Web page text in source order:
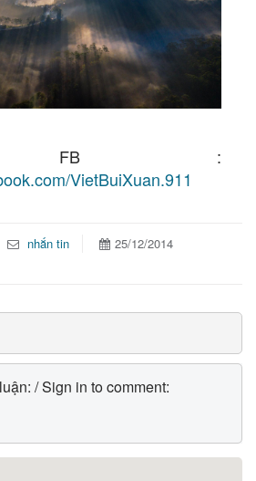
FB :
VietBuiXuan.911
nhắn tin
25/12/2014
/ Sign in to comment: